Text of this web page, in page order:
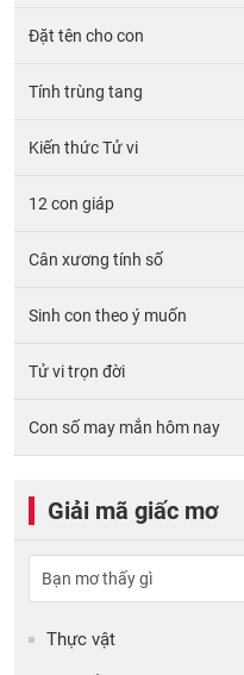
Đặt tên cho con
Tính trùng tang
Kiến thức Tử vi
12 con giáp
Cân xương tính số
Sinh con theo ý muốn
Tử vi trọn đời
Con số may mắn hôm nay
Giải mã giấc mơ
Thực vật